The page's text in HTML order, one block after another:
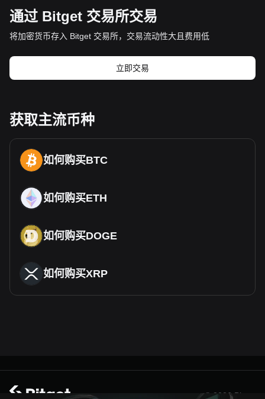
通过 Bitget 交易所交易
将加密货币存入 Bitget 交易所，交易流动性大且费用低
立即交易
获取主流币种
如何购买BTC
如何购买ETH
如何购买DOGE
如何购买XRP
© 2026 Bitget